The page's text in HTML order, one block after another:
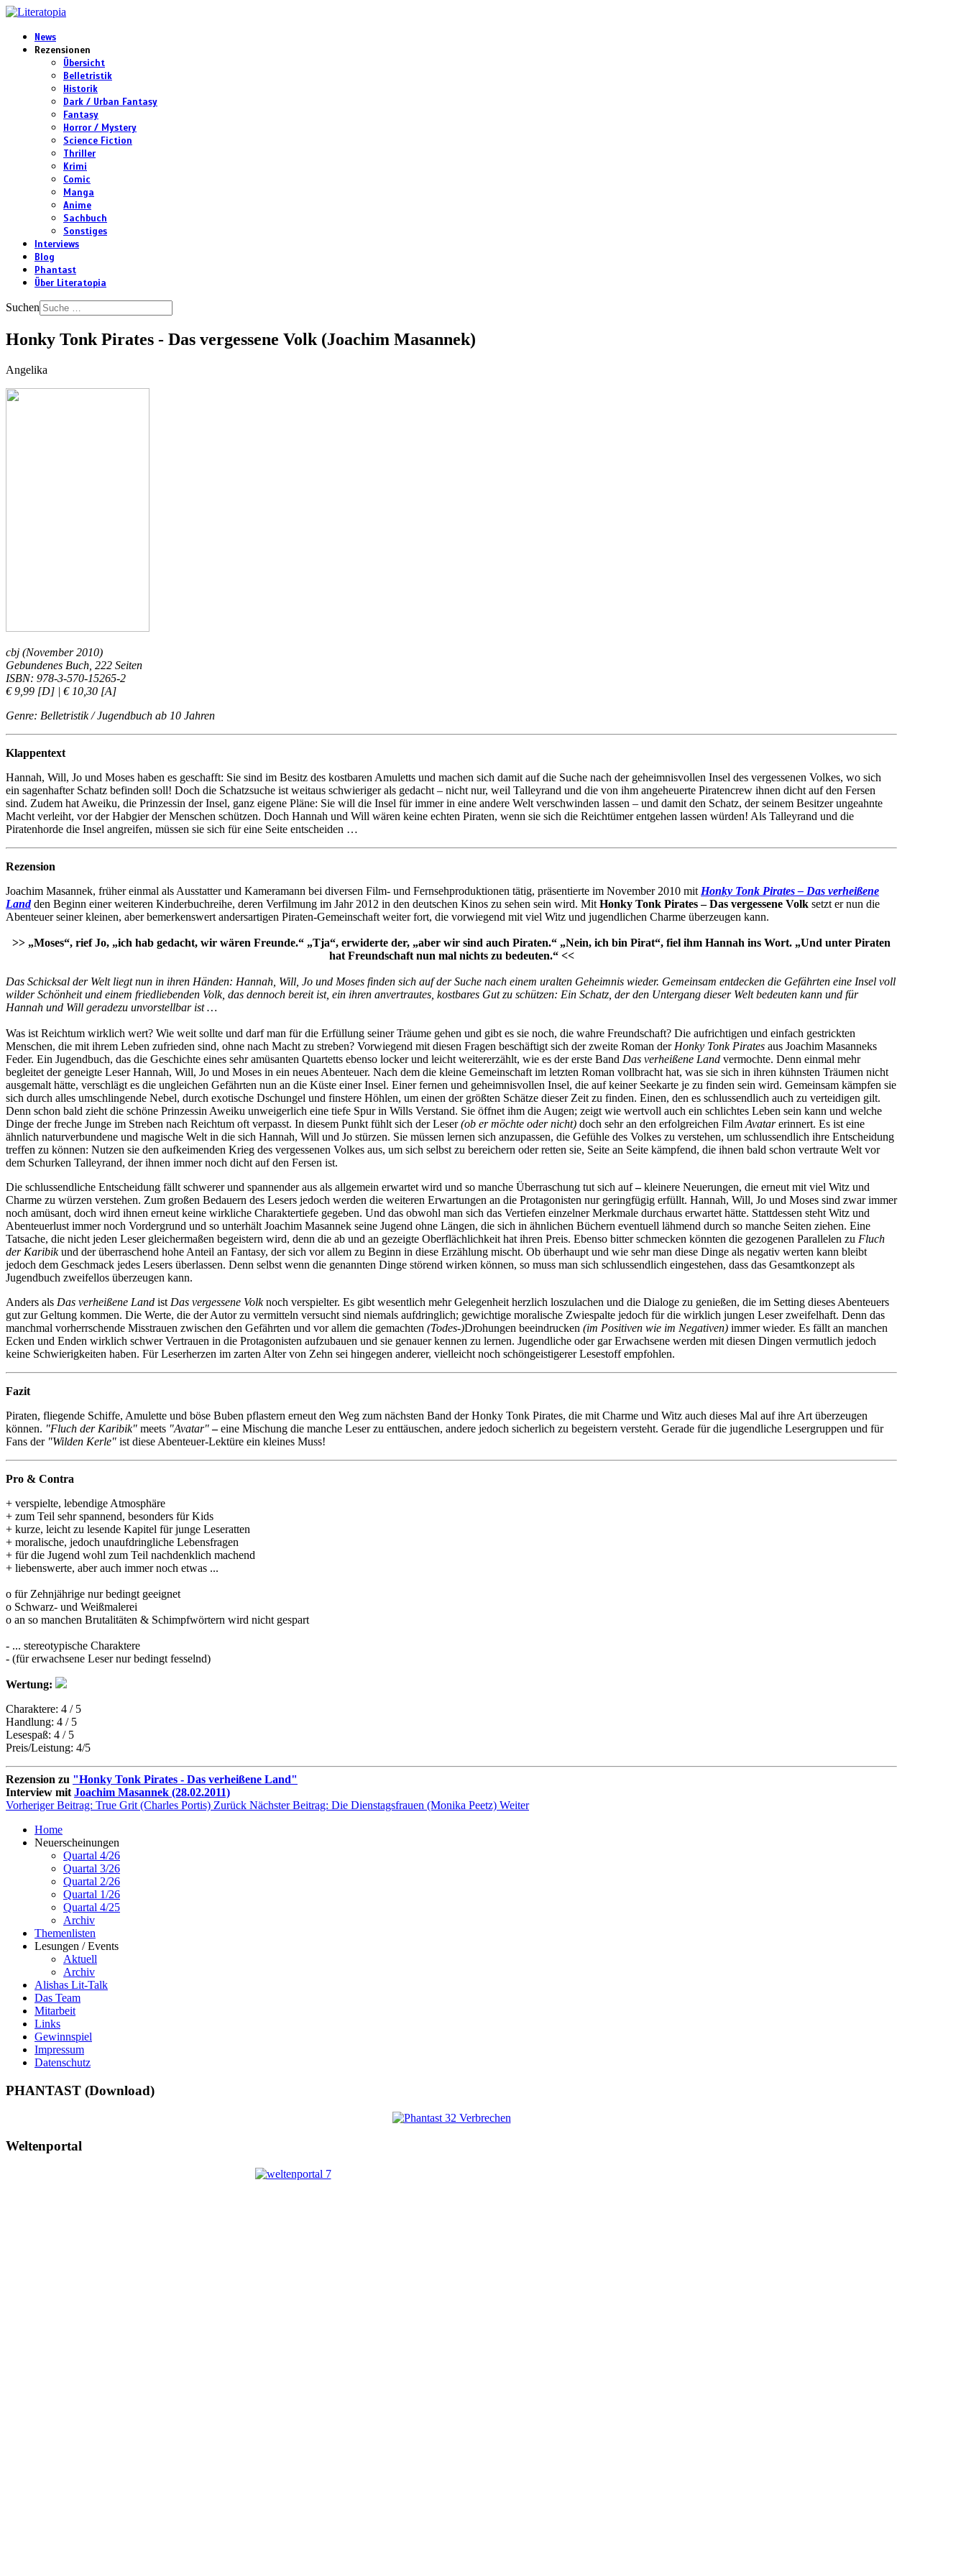
News
Rezensionen
Übersicht
Belletristik
Historik
Dark / Urban Fantasy
Fantasy
Horror / Mystery
Science Fiction
Thriller
Krimi
Comic
Manga
Anime
Sachbuch
Sonstiges
Interviews
Blog
Phantast
Über Literatopia
Suchen
Honky Tonk Pirates - Das vergessene Volk (Joachim Masannek)
Angelika
cbj (November 2010)
Gebundenes Buch, 222 Seiten
ISBN: 978-3-570-15265-2
€ 9,99 [D] | € 10,30 [A]
Genre: Belletristik / Jugendbuch ab 10 Jahren
Klappentext
Hannah, Will, Jo und Moses haben es geschafft: Sie sind im Besitz des kostbaren Amuletts und machen sich damit auf die Suche nach der geheimnisvollen Insel des vergessenen Volkes, wo sich
ein sagenhafter Schatz befinden soll! Doch die Schatzsuche ist weitaus schwieriger als gedacht – nicht nur, weil Talleyrand und die von ihm angeheuerte Piratencrew ihnen dicht auf den Fersen
sind. Zudem hat Aweiku, die Prinzessin der Insel, ganz eigene Pläne: Sie will die Insel für immer in eine andere Welt verschwinden lassen – und damit den Schatz, der seinem Besitzer ungeahnte
Macht verleiht, vor der Habgier der Menschen schützen. Doch Hannah und Will wären keine echten Piraten, wenn sie sich die Reichtümer entgehen lassen würden! Als Talleyrand und die
Piratenhorde die Insel angreifen, müssen sie sich für eine Seite entscheiden …
Rezension
Joachim Masannek, früher einmal als Ausstatter und Kameramann bei diversen Film- und Fernsehproduktionen tätig, präsentierte im November 2010 mit Honky Tonk Pirates – Das verheißene
Landden Beginn einer weiteren Kinderbuchreihe, deren Verfilmung im Jahr 2012 in den deutschen Kinos zu sehen sein wird. Mit Honky Tonk Pirates – Das vergessene Volk setzt er nun die
Abenteuer seiner kleinen, aber bemerkenswert andersartigen Piraten-Gemeinschaft weiter fort, die vorwiegend mit viel Witz und jugendlichen Charme überzeugen kann.
>> „Moses“, rief Jo, „ich hab gedacht, wir wären Freunde.“ „Tja“, erwiderte der, „aber wir sind auch Piraten.“ „Nein, ich bin Pirat“, fiel ihm Hannah ins Wort. „Und unter Piraten
hat Freundschaft nun mal nichts zu bedeuten.“ <<
Das Schicksal der Welt liegt nun in ihren Händen: Hannah, Will, Jo und Moses finden sich auf der Suche nach einem uralten Geheimnis wieder. Gemeinsam entdecken die Gefährten eine Insel voll
wilder Schönheit und einem friedliebenden Volk, das dennoch bereit ist, ein ihren anvertrautes, kostbares Gut zu schützen: Ein Schatz, der den Untergang dieser Welt bedeuten kann und für
Hannah und Will geradezu unvorstellbar ist …
Was ist Reichtum wirklich wert? Wie weit sollte und darf man für die Erfüllung seiner Träume gehen und gibt es sie noch, die wahre Freundschaft? Die aufrichtigen und einfach gestrickten
Menschen, die mit ihrem Leben zufrieden sind, ohne nach Macht zu streben? Vorwiegend mit diesen Fragen beschäftigt sich der zweite Roman der Honky Tonk Pirates aus Joachim Masanneks
Feder. Ein Jugendbuch, das die Geschichte eines sehr amüsanten Quartetts ebenso locker und leicht weitererzählt, wie es der erste Band Das verheißene Land vermochte. Denn einmal mehr
begleitet der geneigte Leser Hannah, Will, Jo und Moses in ein neues Abenteuer. Nach dem die kleine Gemeinschaft im letzten Roman vollbracht hat, was sie sich in ihren kühnsten Träumen nicht
ausgemalt hätte, verschlägt es die ungleichen Gefährten nun an die Küste einer Insel. Einer fernen und geheimnisvollen Insel, die auf keiner Seekarte je zu finden sein wird. Gemeinsam kämpfen sie
sich durch alles umschlingende Nebel, durch exotische Dschungel und finstere Höhlen, um einen der größten Schätze dieser Zeit zu finden. Einen, den es schlussendlich auch zu verteidigen gilt.
Denn schon bald zieht die schöne Prinzessin Aweiku unweigerlich eine tiefe Spur in Wills Verstand. Sie öffnet ihm die Augen; zeigt wie wertvoll auch ein schlichtes Leben sein kann und welche
Dinge der freche Junge im Streben nach Reichtum oft verpasst. In diesem Punkt fühlt sich der Leser(ob er möchte oder nicht) doch sehr an den erfolgreichen Film Avatarerinnert. Es ist eine
ähnlich naturverbundene und magische Welt in die sich Hannah, Will und Jo stürzen. Sie müssen lernen sich anzupassen, die Gefühle des Volkes zu verstehen, um schlussendlich ihre Entscheidung
treffen zu können: Nutzen sie den aufkeimenden Krieg des vergessenen Volkes aus, um sich selbst zu bereichern oder retten sie, Seite an Seite kämpfend, die ihnen bald schon vertraute Welt vor
dem Schurken Talleyrand, der ihnen immer noch dicht auf den Fersen ist.
Die schlussendliche Entscheidung fällt schwerer und spannender aus als allgemein erwartet wird und so manche Überraschung tut sich auf–kleinere Neuerungen, die erneut mit viel Witz und
Charme zu würzen verstehen. Zum großen Bedauern des Lesers jedoch werden die weiteren Erwartungen an die Protagonisten nur geringfügig erfüllt. Hannah, Will, Jo und Moses sind zwar immer
noch amüsant, doch wird ihnen erneut keine wirkliche Charaktertiefe gegeben. Und das obwohl man sich das Vertiefen einzelner Merkmale durchaus erwartet hätte. Stattdessen steht Witz und
Abenteuerlust immer noch Vordergrund und so unterhält Joachim Masannek seine Jugend ohne Längen, die sich in ähnlichen Büchern eventuell lähmend durch so manche Seiten ziehen. Eine
Tatsache, die nicht jeden Leser gleichermaßen begeistern wird, denn die ab und an gezeigte Oberflächlichkeit hat ihren Preis. Ebenso bitter schmecken könnten die gezogenen Parallelen zu Fluch
der Karibikund der überraschend hohe Anteil an Fantasy, der sich vor allem zu Beginn in diese Erzählung mischt. Ob überhaupt und wie sehr man diese Dinge als negativ werten kann bleibt
jedoch dem Geschmack jedes Lesers überlassen. Denn selbst wenn die genannten Dinge störend wirken können, so muss man sich schlussendlich eingestehen, dass das Gesamtkonzept als
Jugendbuch zweifellos überzeugen kann.
Anders als Das verheißene Land ist Das vergessene Volknoch verspielter. Es gibt wesentlich mehr Gelegenheit herzlich loszulachen und die Dialoge zu genießen, die im Setting dieses Abenteuers
gut zur Geltung kommen. Die Werte, die der Autor zu vermitteln versucht sind niemals aufdringlich; gewichtige moralische Zwiespalte jedoch für die wirklich jungen Leser zweifelhaft. Denn das
manchmal vorherrschende Misstrauen zwischen den Gefährten und vor allem die gemachten (Todes-)Drohungen beeindrucken (im Positiven wie im Negativen) immer wieder. Es fällt an manchen
Ecken und Enden wirklich schwer Vertrauen in die Protagonisten aufzubauen und sie genauer kennen zu lernen. Jugendliche oder gar Erwachsene werden mit diesen Dingen vermutlich jedoch
keine Schwierigkeiten haben. Für Leserherzen im zarten Alter von Zehn sei hingegen anderer, vielleicht noch schöngeistigerer Lesestoff empfohlen.
Fazit
Piraten, fliegende Schiffe, Amulette und böse Buben pflastern erneut den Weg zum nächsten Band der Honky Tonk Pirates, die mit Charme und Witz auch dieses Mal auf ihre Art überzeugen
können. "Fluch der Karibik" meets "Avatar" –eine Mischung die manche Leser zu enttäuschen, andere jedoch sicherlich zu begeistern versteht. Gerade für die jugendliche Lesergruppen und für
Fans der "Wilden Kerle" ist diese Abenteuer-Lektüre ein kleines Muss!
Pro & Contra
+ verspielte, lebendige Atmosphäre
+ zum Teil sehr spannend, besonders für Kids
+ kurze, leicht zu lesende Kapitel für junge Leseratten
+ moralische, jedoch unaufdringliche Lebensfragen
+ für die Jugend wohl zum Teil nachdenklich machend
+ liebenswerte, aber auch immer noch etwas ...
o für Zehnjährige nur bedingt geeignet
o Schwarz- und Weißmalerei
o an so manchen Brutalitäten & Schimpfwörtern wird nicht gespart
- ... stereotypische Charaktere
- (für erwachsene Leser nur bedingt fesselnd)
Wertung:
Charaktere: 4 / 5
Handlung: 4 / 5
Lesespaß: 4 / 5
Preis/Leistung: 4/5
Rezension zu "Honky Tonk Pirates - Das verheißene Land"
Interview mit Joachim Masannek (28.02.2011)
Vorheriger Beitrag: True Grit (Charles Portis) Zurück Nächster Beitrag: Die Dienstagsfrauen (Monika Peetz) Weiter
Home
Neuerscheinungen
Quartal 4/26
Quartal 3/26
Quartal 2/26
Quartal 1/26
Quartal 4/25
Archiv
Themenlisten
Lesungen / Events
Aktuell
Archiv
Alishas Lit-Talk
Das Team
Mitarbeit
Links
Gewinnspiel
Impressum
Datenschutz
PHANTAST (Download)
Weltenportal